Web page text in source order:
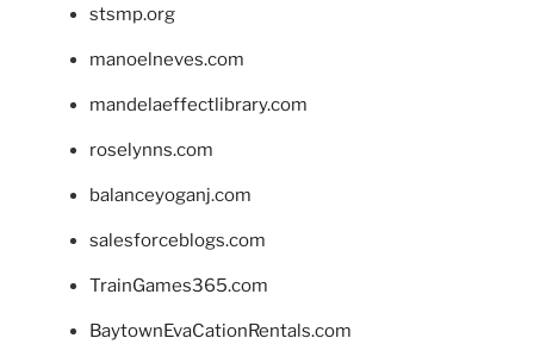
stsmp.org
manoelneves.com
mandelaeffectlibrary.com
roselynns.com
balanceyoganj.com
salesforceblogs.com
TrainGames365.com
BaytownEvaCationRentals.com